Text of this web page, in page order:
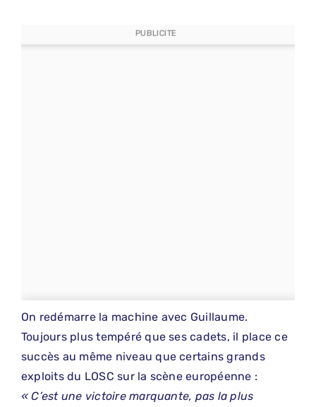
PUBLICITE
On redémarre la machine avec Guillaume.
Toujours plus tempéré que ses cadets, il place ce
succès au même niveau que certains grands
exploits du LOSC sur la scène européenne :
« C’est une victoire marquante, pas la plus